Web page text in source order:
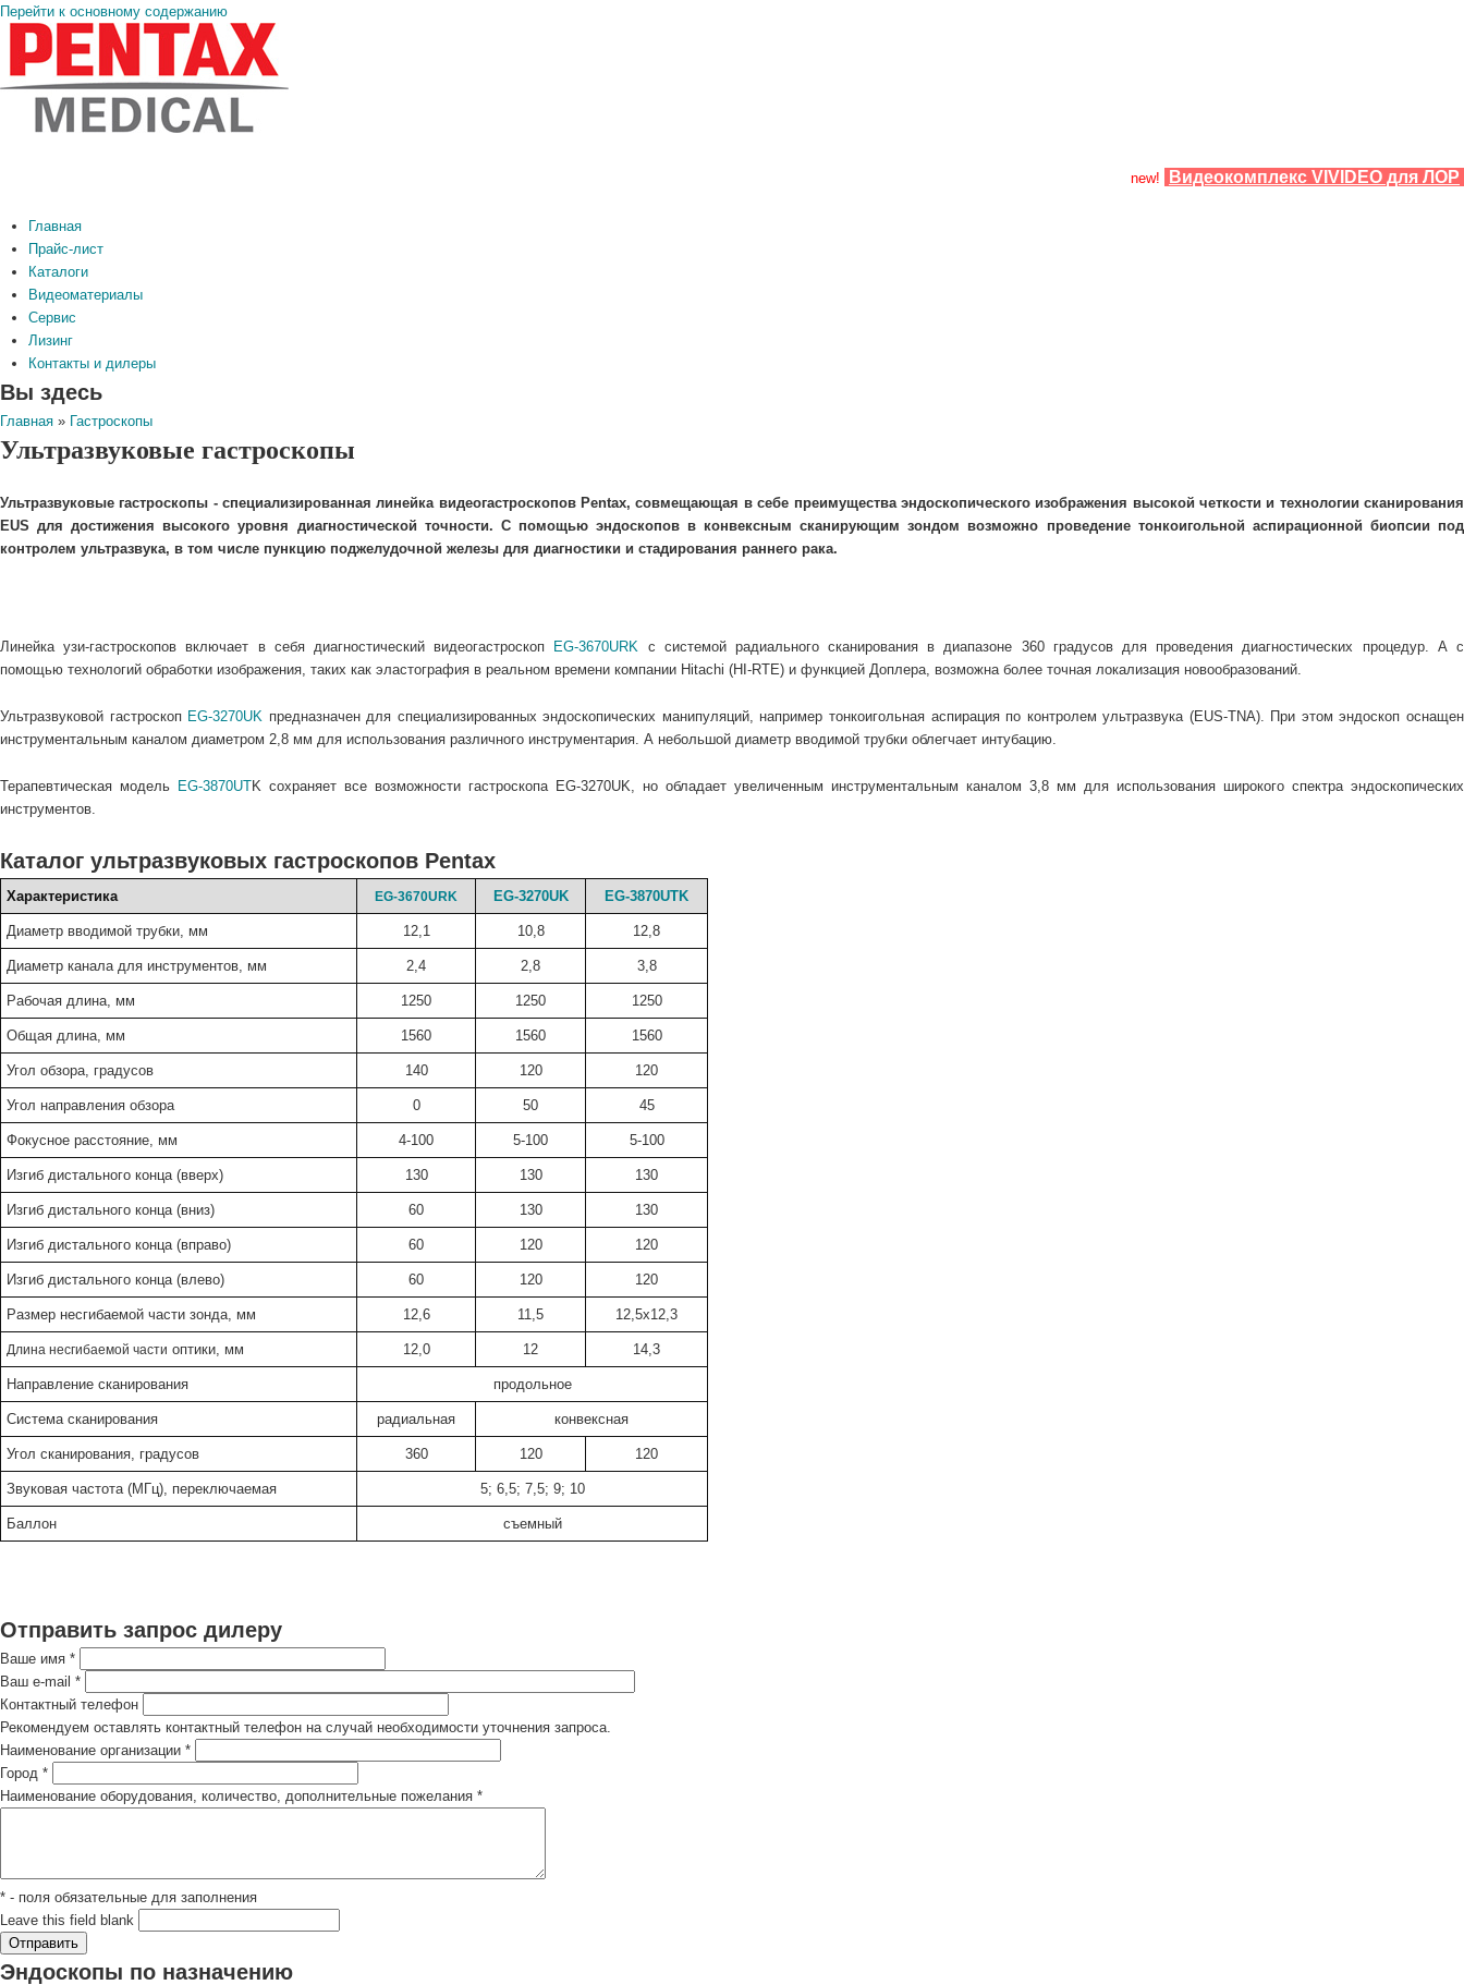
Перейти к основному содержанию
new! Видеокомплекс VIVIDEO для ЛОР
Главная
Прайс-лист
Каталоги
Видеоматериалы
Сервис
Лизинг
Контакты и дилеры
Вы здесь
Главная » Гастроскопы
Ультразвуковые гастроскопы
Ультразвуковые гастроскопы - специализированная линейка видеогастроскопов Pentax, совмещающая в себе преимущества эндоскопического изображения высокой четкости и технологии сканирования
EUS для достижения высокого уровня диагностической точности. С помощью эндоскопов в конвексным сканирующим зондом возможно проведение тонкоигольной аспирационной биопсии под
контролем ультразвука, в том числе пункцию поджелудочной железы для диагностики и стадирования раннего рака.
Линейка узи-гастроскопов включает в себя диагностический видеогастроскоп EG-3670URK с системой радиального сканирования в диапазоне 360 градусов для проведения диагностических процедур. А с
помощью технологий обработки изображения, таких как эластография в реальном времени компании Hitachi (HI-RTE) и функцией Доплера, возможна более точная локализация новообразований.
Ультразвуковой гастроскоп EG-3270UK предназначен для специализированных эндоскопических манипуляций, например тонкоигольная аспирация по контролем ультразвука (EUS-TNA). При этом эндоскоп оснащен
инструментальным каналом диаметром 2,8 мм для использования различного инструментария. А небольшой диаметр вводимой трубки облегчает интубацию.
Терапевтическая модель EG-3870UTK сохраняет все возможности гастроскопа EG-3270UK, но обладает увеличенным инструментальным каналом 3,8 мм для использования широкого спектра эндоскопических
инструментов.
Каталог ультразвуковых гастроскопов Pentax
Характеристика EG-3670URK EG-3270UK EG-3870UTK
Диаметр вводимой трубки, мм 12,1 10,8 12,8
Диаметр канала для инструментов, мм 2,4 2,8 3,8
Рабочая длина, мм 1250 1250 1250
Общая длина, мм 1560 1560 1560
Угол обзора, градусов 140 120 120
Угол направления обзора 0 50 45
Фокусное расстояние, мм 4-100 5-100 5-100
Изгиб дистального конца (вверх) 130 130 130
Изгиб дистального конца (вниз) 60 130 130
Изгиб дистального конца (вправо) 60 120 120
Изгиб дистального конца (влево) 60 120 120
Размер несгибаемой части зонда, мм 12,6 11,5 12,5х12,3
Длина несгибаемой части оптики, мм 12,0 12 14,3
Направление сканирования продольное
Система сканирования радиальная конвексная
Угол сканирования, градусов 360 120 120
Звуковая частота (МГц), переключаемая 5; 6,5; 7,5; 9; 10
Баллон съемный
Отправить запрос дилеру
Ваше имя *
Ваш e-mail *
Контактный телефон
Рекомендуем оставлять контактный телефон на случай необходимости уточнения запроса.
Наименование организации *
Город *
Наименование оборудования, количество, дополнительные пожелания *
* - поля обязательные для заполнения
Leave this field blank
Эндоскопы по назначению